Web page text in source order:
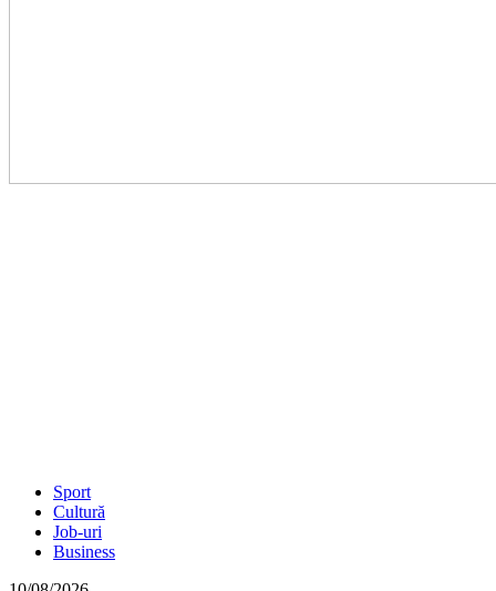
Sport
Cultură
Job-uri
Business